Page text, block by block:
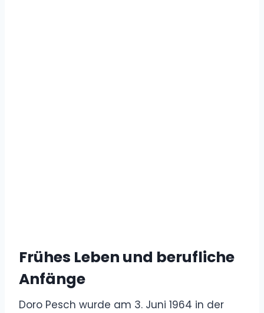
Frühes Leben und berufliche
Anfänge
Doro Pesch wurde am 3. Juni 1964 in der